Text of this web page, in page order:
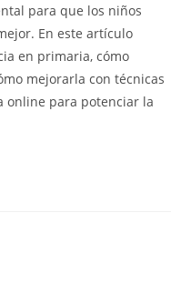
para que los niños
En este artículo
en primaria, cómo
mejorarla con técnicas
online para potenciar la